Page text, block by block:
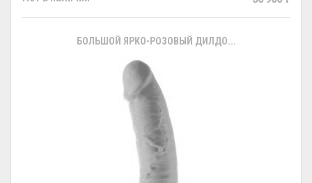
БОЛЬШОЙ ЯРКО-РОЗОВЫЙ ДИЛДО...